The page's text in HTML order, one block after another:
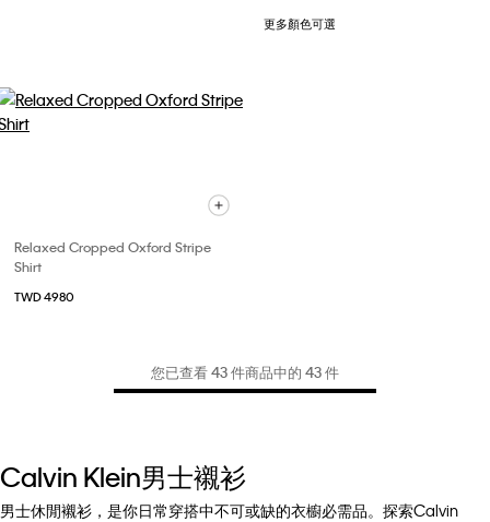
更多顏色可選
Relaxed Cropped Oxford Stripe
Shirt
TWD 4980
您已查看 43 件商品中的 43 件
Calvin Klein男士襯衫
男士休閒襯衫，是你日常穿搭中不可或缺的衣櫥必需品。探索Calvin